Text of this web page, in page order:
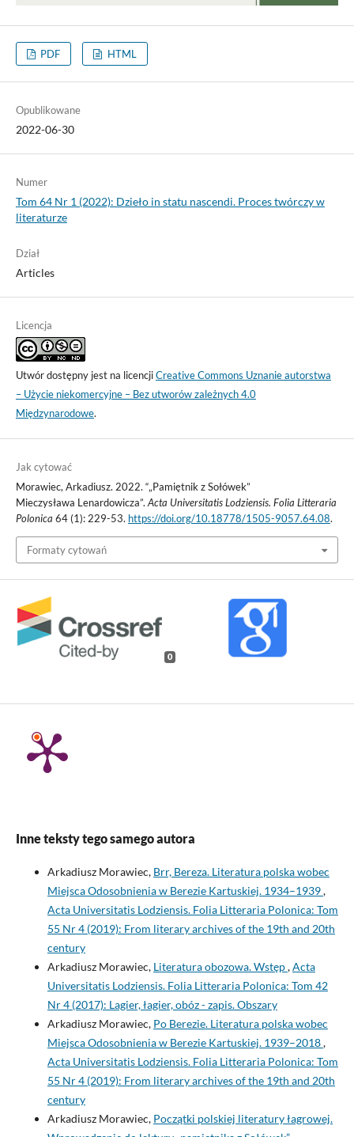
PDF HTML
Opublikowane
2022-06-30
Numer
Tom 64 Nr 1 (2022): Dzieło in statu nascendi. Proces twórczy w
literaturze
Dział
Articles
Licencja
Utwór dostępny jest na licencjiCreative Commons Uznanie autorstwa
– Użycie niekomercyjne – Bez utworów zależnych 4.0
Międzynarodowe.
Jak cytować
Morawiec, Arkadiusz. 2022. “„Pamiętnik z Sołówek”
Mieczysława Lenardowicza”. Acta Universitatis Lodziensis. Folia Litteraria
Polonica 64 (1): 229-53. https://doi.org/10.18778/1505-9057.64.08.
Formaty cytowań
0
Inne teksty tego samego autora
Arkadiusz Morawiec, Brr, Bereza. Literatura polska wobec
Miejsca Odosobnienia w Berezie Kartuskiej. 1934–1939,
Acta Universitatis Lodziensis. Folia Litteraria Polonica: Tom
55 Nr 4 (2019): From literary archives of the 19th and 20th
century
Arkadiusz Morawiec, Literatura obozowa. Wstęp,Acta
Universitatis Lodziensis. Folia Litteraria Polonica: Tom 42
Nr 4 (2017): Lagier, łagier, obóz - zapis. Obszary
Arkadiusz Morawiec, Po Berezie. Literatura polska wobec
Miejsca Odosobnienia w Berezie Kartuskiej. 1939–2018,
Acta Universitatis Lodziensis. Folia Litteraria Polonica: Tom
55 Nr 4 (2019): From literary archives of the 19th and 20th
century
Arkadiusz Morawiec, Początki polskiej literatury łagrowej.